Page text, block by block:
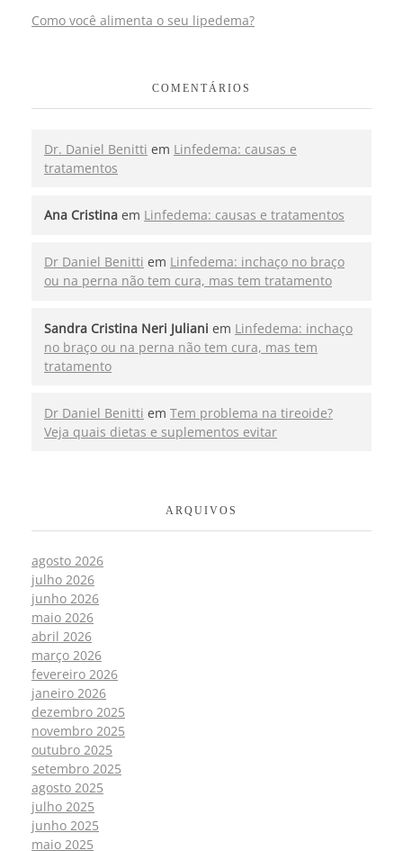
Como você alimenta o seu lipedema?
COMENTÁRIOS
Dr. Daniel Benitti em Linfedema: causas e
tratamentos
Ana Cristina em Linfedema: causas e tratamentos
Dr Daniel Benitti em Linfedema: inchaço no braço
ou na perna não tem cura, mas tem tratamento
Sandra Cristina Neri Juliani em Linfedema: inchaço
no braço ou na perna não tem cura, mas tem
tratamento
Dr Daniel Benitti em Tem problema na tireoide?
Veja quais dietas e suplementos evitar
ARQUIVOS
agosto 2026
julho 2026
junho 2026
maio 2026
abril 2026
março 2026
fevereiro 2026
janeiro 2026
dezembro 2025
novembro 2025
outubro 2025
setembro 2025
agosto 2025
julho 2025
junho 2025
maio 2025